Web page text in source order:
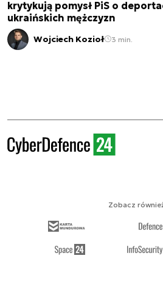
krytykują pomysł PiS o
ukraińskich mężczyzn
Wojciech Kozioł 3 min.
Zobacz